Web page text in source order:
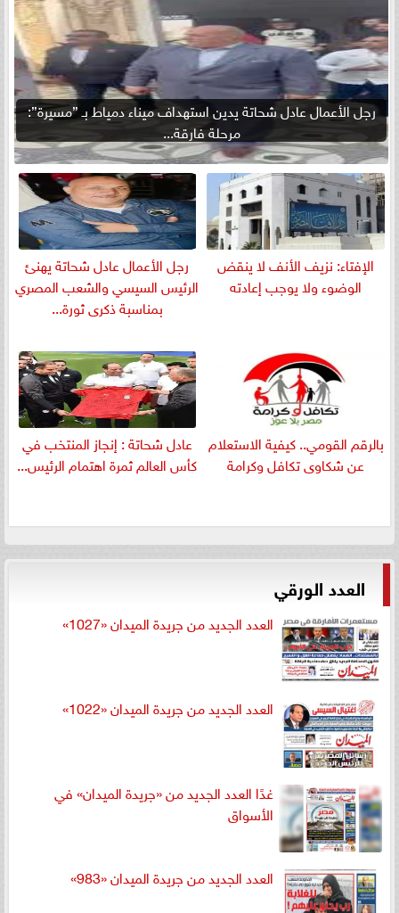
رجل الأعمال عادل شحاتة يدين استهداف ميناء دمياط بـ ”مسيرة”:
مرحلة فارقة...
الإفتاء: نزيف الأنف لا ينقض
الوضوء ولا يوجب إعادته
رجل الأعمال عادل شحاتة يهنئ
الرئيس السيسي والشعب المصري
بمناسبة ذكرى ثورة...
بالرقم القومي.. كيفية الاستعلام
عن شكاوى تكافل وكرامة
عادل شحاتة : إنجاز المنتخب في
كأس العالم ثمرة اهتمام الرئيس...
العدد الورقي
العدد الجديد من جريدة الميدان «1027»
العدد الجديد من جريدة الميدان «1022»
غدًا العدد الجديد من «جريدة الميدان» في
الأسواق
العدد الجديد من جريدة الميدان «983»